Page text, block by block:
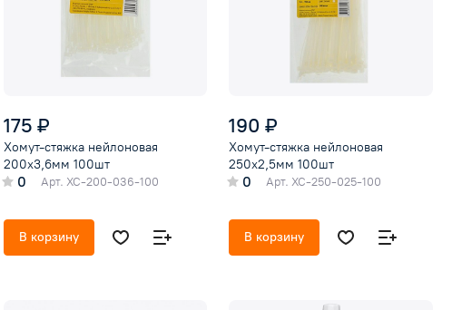
175 ₽
Хомут-стяжка нейлоновая
200x3,6мм 100шт
0 Арт. ХС-200-036-100
В корзину
190 ₽
Хомут-стяжкa нeйлонoвая
250x2,5мм 100шт
0 Арт. ХС-250-025-100
В корзину